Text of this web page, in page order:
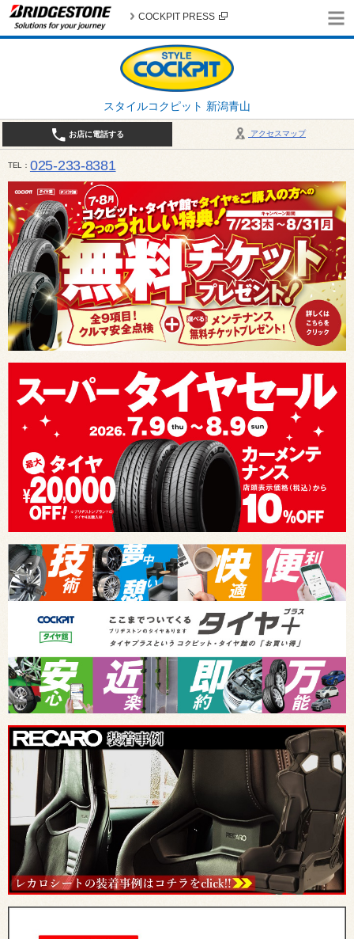
スタイルコクピット 新潟青山
COCKPIT PRESS
アクセスマップ
お店に電話する
TEL 025-233-8381
営業時間は10:00～18:30 作業、商談受付は10:00〜18:00です。 / 定休日：2026年 8月のお休み
（日曜日）、19日（水曜日）26日（水曜日）